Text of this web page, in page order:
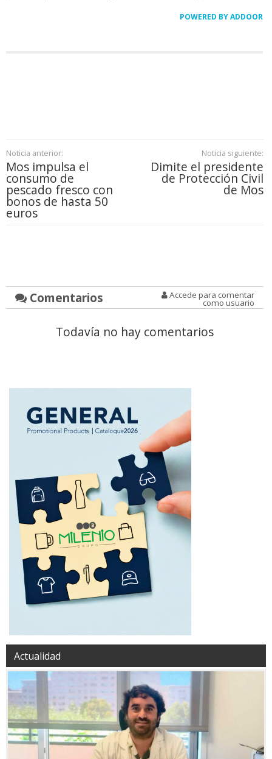
POWERED BY ADDOOR
Noticia anterior:
Mos impulsa el
consumo de
pescado fresco con
bonos de hasta 50
euros
Noticia siguiente:
Dimite el presidente
de Protección Civil
de Mos
Comentarios Accede para comentar
como usuario
Todavía no hay comentarios
Actualidad